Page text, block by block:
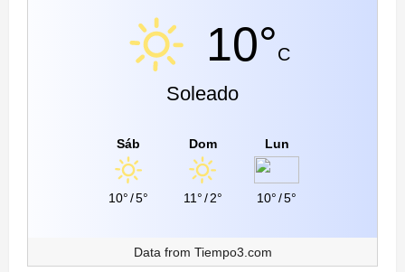
10°C
Soleado
Sáb
10°/5°
Dom
11°/2°
Lun
10°/5°
Data from Tiempo3.com